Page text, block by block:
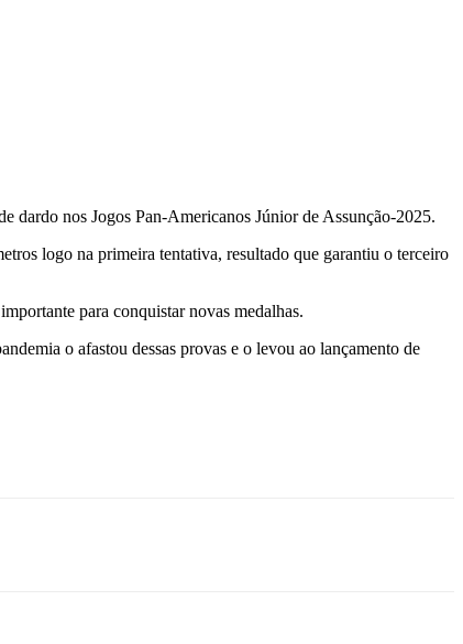
dardo nos Jogos Pan-Americanos Júnior de Assunção-2025.
logo na primeira tentativa, resultado que garantiu o terceiro
para conquistar novas medalhas.
o afastou dessas provas e o levou ao lançamento de